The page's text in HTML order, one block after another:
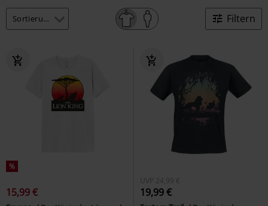
Filtern
%
15,99 €
UVP 24,99 €
19,99 €